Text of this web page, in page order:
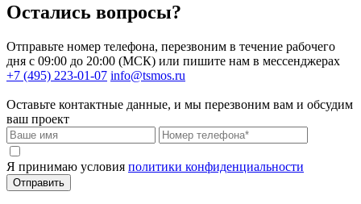
Остались вопросы?
Отправьте номер телефона, перезвоним в течение рабочего
дня с 09:00 до 20:00 (МСК) или пишите нам в мессенджерах
+7 (495) 223-01-07 info@tsmos.ru
Оставьте контактные данные, и мы перезвоним вам и обсудим
ваш проект
Я принимаю условия политики конфиденциальности
Отправить